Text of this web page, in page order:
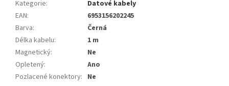
Kategorie:
Datové kabely
EAN:
6953156202245
Barva:
Černá
Délka kabelu:
1 m
Magnetický:
Ne
Opletený:
Ano
Pozlacené konektory: Ne